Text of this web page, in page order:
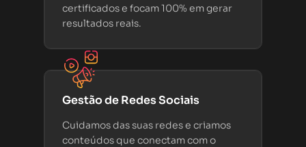
certificados e focam 100% em gerar
resultados reais.
Gestão de Redes Sociais
Cuidamos das suas redes e criamos
conteúdos que conectam com o